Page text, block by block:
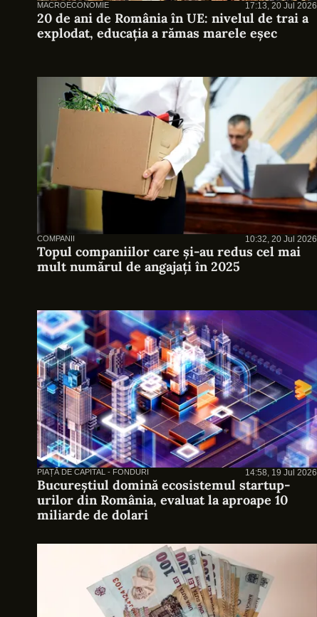
MACROECONOMIE 17:13, 20 Jul 2026
20 de ani de România în UE: nivelul de trai a
explodat, educația a rămas marele eșec
COMPANII 10:32, 20 Jul 2026
Topul companiilor care și-au redus cel mai
mult numărul de angajați în 2025
PIAȚĂ DE CAPITAL - FONDURI 14:58, 19 Jul 2026
Bucureștiul domină ecosistemul startup-
urilor din România, evaluat la aproape 10
miliarde de dolari